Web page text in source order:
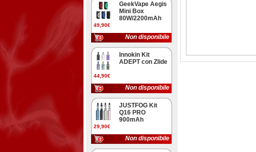
49,90€
GeekVape Aegis
Mini Box
80W/2200mAh
Non disponibile
44,90€
Innokin Kit
ADEPT con Zlide
Non disponibile
29,90€
JUSTFOG Kit
Q16 PRO
900mAh
Non disponibile